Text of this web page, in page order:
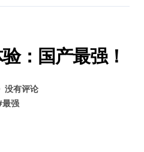
：国产最强！
没有评论
最强